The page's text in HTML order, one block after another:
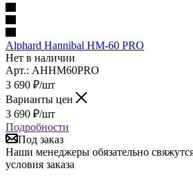
Alphard Hannibal HM-60 PRO
Нет в наличии
Арт.: AHHM60PRO
3 690 ₽/шт
Варианты цен
3 690 ₽/шт
Подробности
Под заказ
Наши менеджеры обязательно
условия заказа